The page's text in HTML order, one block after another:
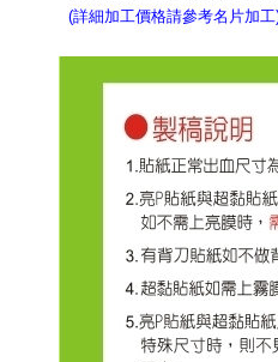
(詳細加工價格請參考名片加工